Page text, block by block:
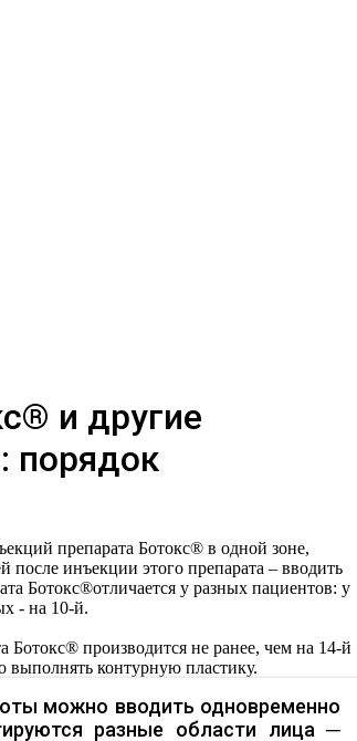
и другие
порядок
препарата Ботокс® в одной зоне,
после инъекции этого препарата – вводить
Ботокс®отличается у разных пациентов: у
- на 10-й.
Ботокс® производится не ранее, чем на 14-й
выполнять контурную пластику.
можно вводить одновременно
разные области лица ─